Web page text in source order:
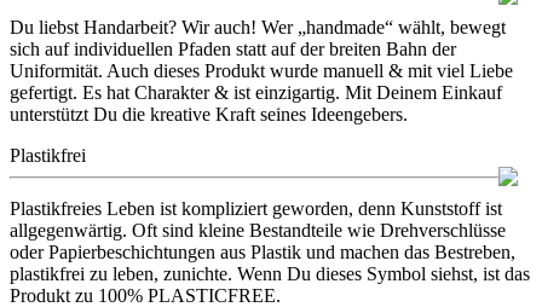
Du liebst Handarbeit? Wir auch! Wer „handmade“ wählt, bewegt
sich auf individuellen Pfaden statt auf der breiten Bahn der
Uniformität. Auch dieses Produkt wurde manuell & mit viel Liebe
gefertigt. Es hat Charakter & ist einzigartig. Mit Deinem Einkauf
unterstützt Du die kreative Kraft seines Ideengebers.
Plastikfrei
Plastikfreies Leben ist kompliziert geworden, denn Kunststoff ist
allgegenwärtig. Oft sind kleine Bestandteile wie Drehverschlüsse
oder Papierbeschichtungen aus Plastik und machen das Bestreben,
plastikfrei zu leben, zunichte. Wenn Du dieses Symbol siehst, ist das
Produkt zu 100% PLASTICFREE.